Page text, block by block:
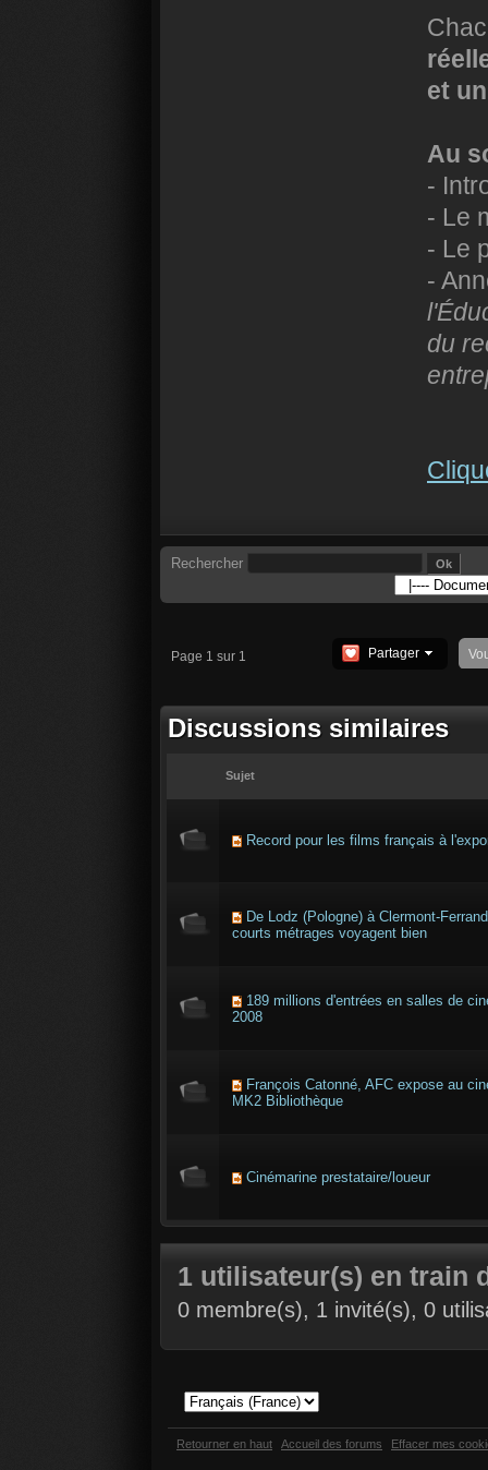
et
Au
-
- Le
- Le
-
du
Rechercher
Page 1 sur 1 Partager
Discussions similaires
Sujet
Record pour les films français à
De Lodz (Pologne) à Clermont-
courts métrages voyagent bien
189 millions d'entrées en salles de
2008
François Catonné, AFC expose au
MK2 Bibliothèque
Cinémarine prestataire/loueur
1 utilisateur(s) en train
0 membre(s), 1 invité(s), 0
Retourner en haut Accueil des forums Effacer mes